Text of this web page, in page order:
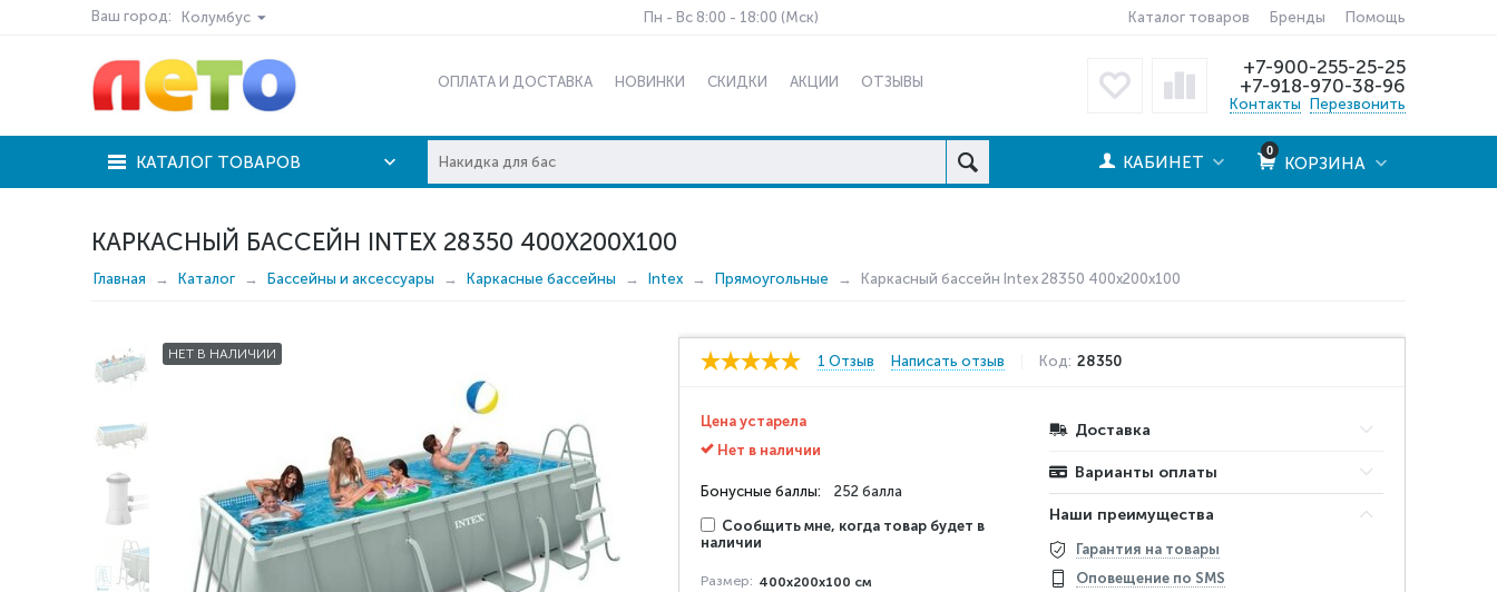
Ваш город: Колумбус Пн - Вс 8:00 - 18:00 (Мск) Каталог товаров Бренды Помощь
ОПЛАТА И ДОСТАВКА НОВИНКИ СКИДКИ АКЦИИ ОТЗЫВЫ
+7-900-255-25-25
+7-918-970-38-96
Контакты Перезвонить
КАТАЛОГ ТОВАРОВ
0
КОРЗИНА
КАБИНЕТ
КАРКАСНЫЙ БАССЕЙН INTEX 28350 400X200X100
Главная Каталог Бассейны и аксессуары Каркасные бассейны Intex Прямоугольные Каркасный бассейн Intex 28350 400x200x100
НЕТ В НАЛИЧИИ 1 Отзыв Написать отзыв Код: 28350
Цена устарела
Нет в наличии
Бонусные баллы: 252 балла
Сообщить мне, когда товар будет в
наличии
Размер: 400x200x100 см
Доставка
Варианты оплаты
Наши преимущества
Гарантия на товары
Оповещение по SMS